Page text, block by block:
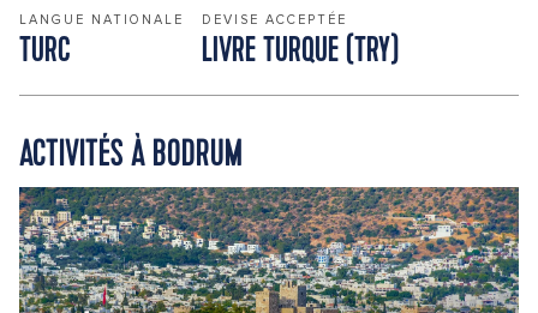
LANGUE NATIONALE
TURC
DEVISE ACCEPTÉE
LIVRE TURQUE (TRY)
ACTIVITÉS À BODRUM